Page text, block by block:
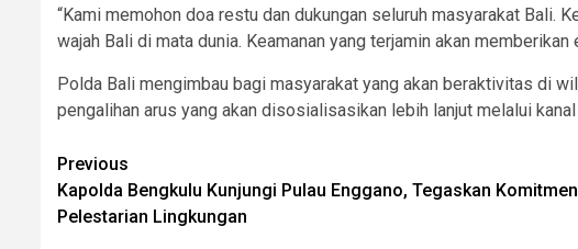
“Kami memohon doa restu dan dukungan seluruh masyarakat Bali.
wajah Bali di mata dunia. Keamanan yang terjamin akan
Polda Bali mengimbau bagi masyarakat yang akan beraktivitas di
pengalihan arus yang akan disosialisasikan lebih lanjut melalui
Post
navigation
Previous
Kapolda Bengkulu Kunjungi Pulau Enggano, Tegaskan
Pelestarian Lingkungan